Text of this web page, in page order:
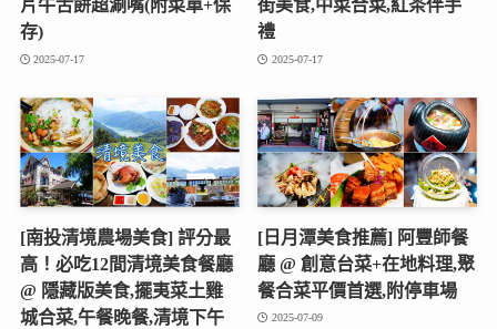
片牛舌餅超涮嘴(附菜單+保
存)
2025-07-17
街美食,中菜合菜,紅茶伴手
禮
2025-07-17
[南投清境農場美食] 評分最
高！必吃12間清境美食餐廳
@ 隱藏版美食,擺夷菜土雞
城合菜,午餐晚餐,清境下午
[日月潭美食推薦] 阿豐師餐
廳 @ 創意台菜+在地料理,聚
餐合菜平價首選,附停車場
2025-07-09